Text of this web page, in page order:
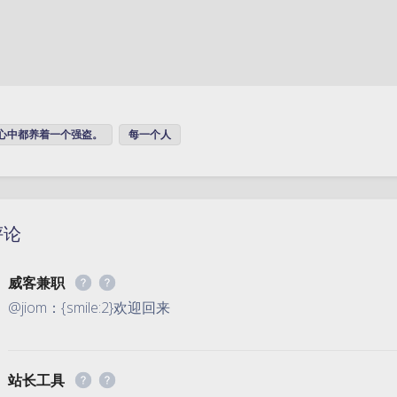
中都养着一个强盗。 每一个人
威客兼职
@jiom：{smile:2}欢迎回来
站长工具